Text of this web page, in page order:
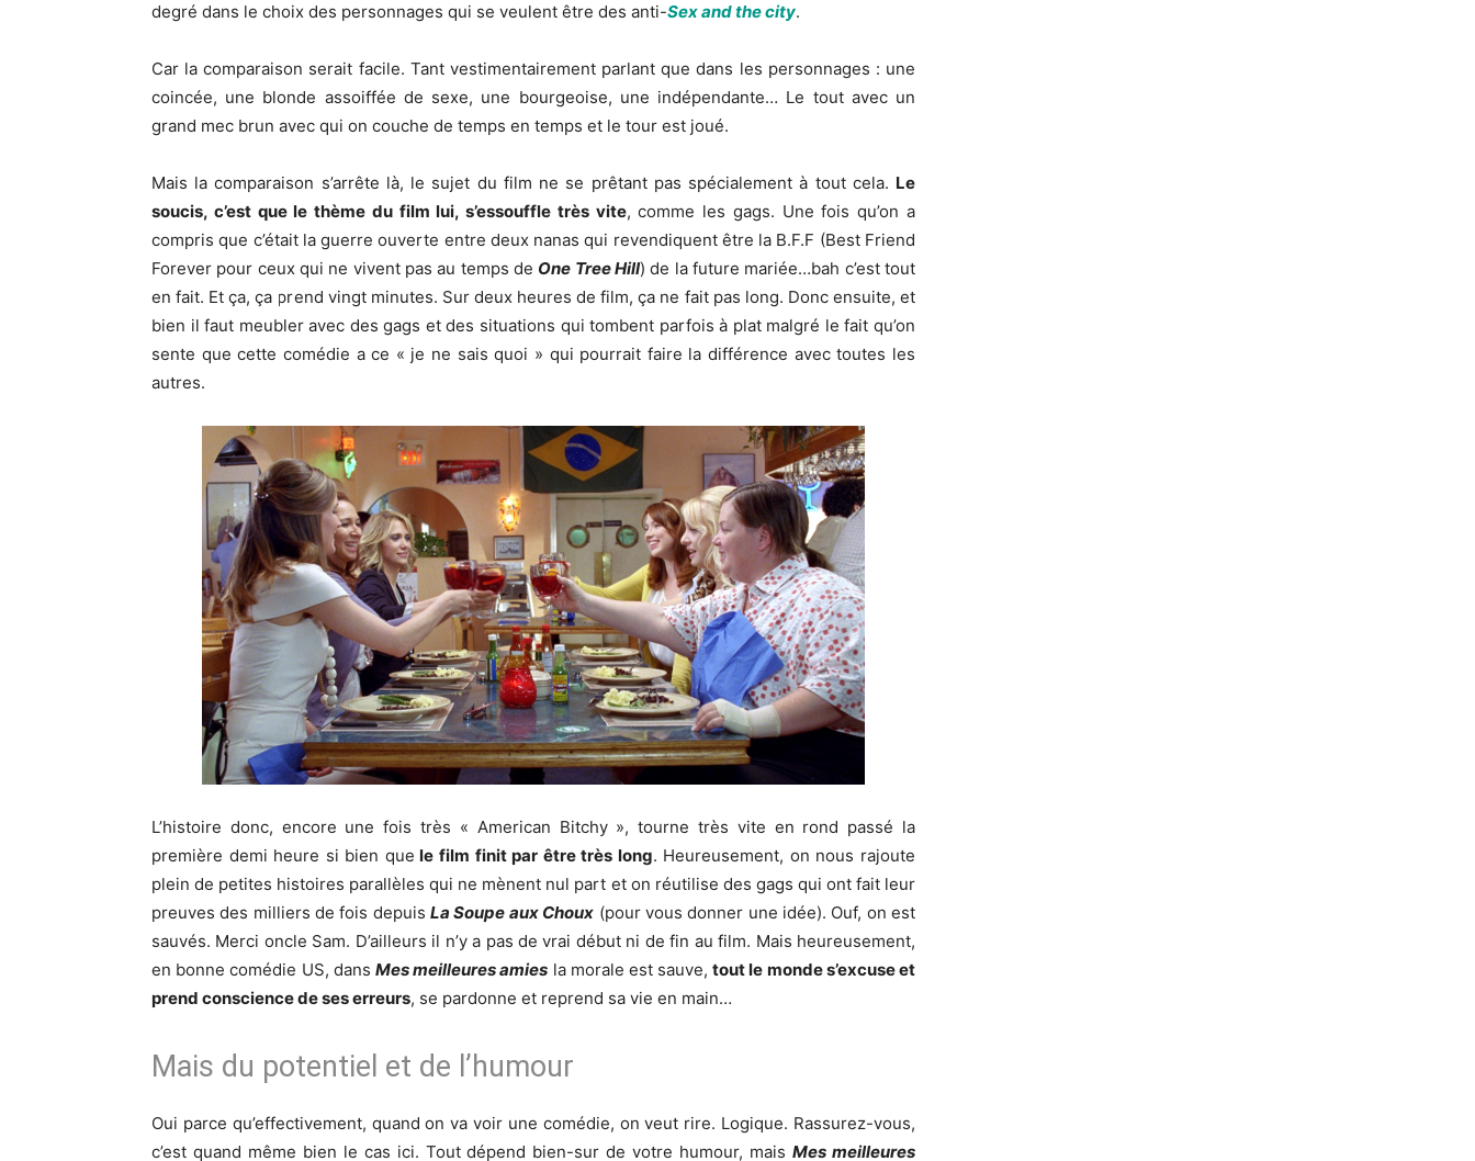
degré dans le choix des personnages qui se veulent être des anti-Sex and the city.
Car la comparaison serait facile. Tant vestimentairement parlant que dans les personnages : une
coincée, une blonde assoiffée de sexe, une bourgeoise, une indépendante… Le tout avec un
grand mec brun avec qui on couche de temps en temps et le tour est joué.
Mais la comparaison s’arrête là, le sujet du film ne se prêtant pas spécialement à tout cela. Le
soucis, c’est que le thème du film lui, s’essouffle très vite, comme les gags. Une fois qu’on a
compris que c’était la guerre ouverte entre deux nanas qui revendiquent être la B.F.F (Best Friend
Forever pour ceux qui ne vivent pas au temps de One Tree Hill) de la future mariée…bah c’est tout
en fait. Et ça, ça prend vingt minutes. Sur deux heures de film, ça ne fait pas long. Donc ensuite, et
bien il faut meubler avec des gags et des situations qui tombent parfois à plat malgré le fait qu’on
sente que cette comédie a ce « je ne sais quoi » qui pourrait faire la différence avec toutes les
autres.
L’histoire donc, encore une fois très « American Bitchy », tourne très vite en rond passé la
première demi heure si bien que le film finit par être très long. Heureusement, on nous rajoute
plein de petites histoires parallèles qui ne mènent nul part et on réutilise des gags qui ont fait leur
preuves des milliers de fois depuisLa Soupe aux Choux (pour vous donner une idée). Ouf, on est
sauvés. Merci oncle Sam. D’ailleurs il n’y a pas de vrai début ni de fin au film. Mais heureusement,
en bonne comédie US, dans Mes meilleures amies la morale est sauve,tout le monde s’excuse et
prend conscience de ses erreurs, se pardonne et reprend sa vie en main…
Mais du potentiel et de l’humour
Oui parce qu’effectivement, quand on va voir une comédie, on veut rire. Logique. Rassurez-vous,
c’est quand même bien le cas ici. Tout dépend bien-sur de votre humour, maisMes meilleures